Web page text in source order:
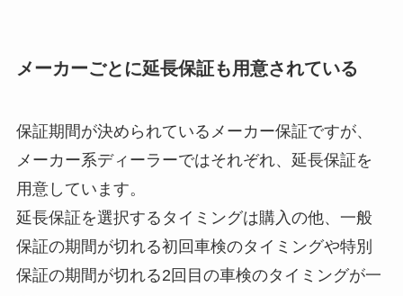
メーカーごとに延長保証も用意されている
保証期間が決められているメーカー保証ですが、
メーカー系ディーラーではそれぞれ、延長保証を
用意しています。
延長保証を選択するタイミングは購入の他、一般
保証の期間が切れる初回車検のタイミングや特別
保証の期間が切れる2回目の車検のタイミングが一